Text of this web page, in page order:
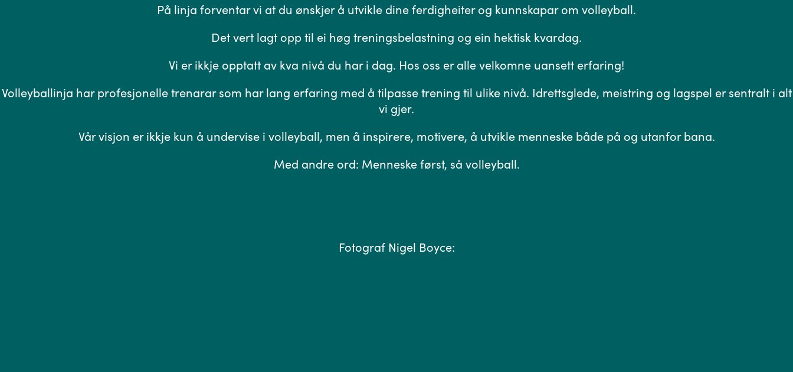
På linja forventar vi at du ønskjer å utvikle dine ferdigheiter og kunnskapar om volleyball.
Det vert lagt opp til ei høg treningsbelastning og ein hektisk kvardag.
Vi er ikkje opptatt av kva nivå du har i dag. Hos oss er alle velkomne uansett erfaring!
Volleyballinja har profesjonelle trenarar som har lang erfaring med å tilpasse trening til ulike nivå. Idrettsglede, meistring og lagspel er sentralt i alt
vi gjer.
Vår visjon er ikkje kun å undervise i volleyball, men å inspirere, motivere, å utvikle menneske både på og utanfor bana.
Med andre ord: Menneske først, så volleyball.
Fotograf Nigel Boyce: